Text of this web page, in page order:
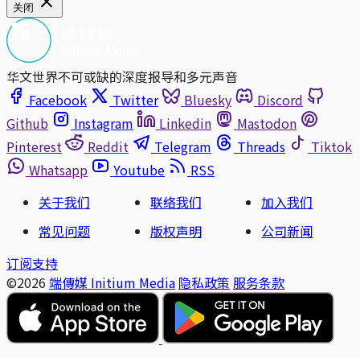
关闭
华文世界不可或缺的深度报导和多元声音
Facebook
Twitter Bluesky
Discord
Github
Instagram Linkedin
Mastodon
Pinterest
Reddit Telegram Threads
Tiktok
Whatsapp
Youtube
RSS
关于我们
联络我们
加入我们
常见问题
版权声明
公司新闻
订阅支持
©2026 端傳媒 Initium Media 隐私政策 服务条款